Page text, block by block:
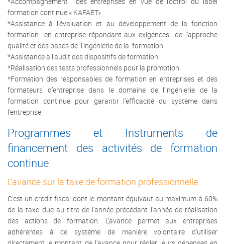
formation continue « KAFAET»
*Assistance à l’évaluation et au développement de la fonction
formation en entreprise répondant aux exigences de l'approche
qualité et des bases de l'ingénierie de la formation
*Assistance à l’audit des dispositifs de formation
*Réalisation des tests professionnels pour la promotion
*Formation des responsables de formation en entreprises et des
formateurs d’entreprise dans le domaine de l'ingénierie de la
formation continue pour garantir l'efficacité du système dans
l'entreprise
Programmes et Instruments de
financement des activités de formation
continue:
L'avance sur la taxe de formation professionnelle
C’est un crédit fiscal dont le montant équivaut au maximum à 60%
de la taxe due au titre de l'année précédant l'année de réalisation
des actions de formation. L'avance permet aux entreprises
adhérentes à ce système de manière volontaire d'utiliser